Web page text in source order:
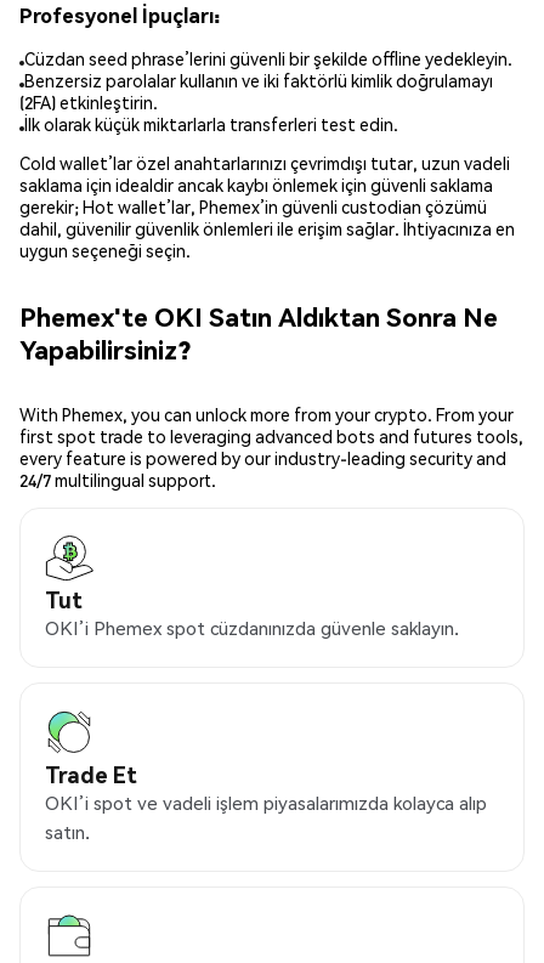
Profesyonel İpuçları:
Cüzdan seed phrase’lerini güvenli bir şekilde offline yedekleyin.
Benzersiz parolalar kullanın ve iki faktörlü kimlik doğrulamayı
(2FA) etkinleştirin.
İlk olarak küçük miktarlarla transferleri test edin.
Cold wallet’lar özel anahtarlarınızı çevrimdışı tutar, uzun vadeli
saklama için idealdir ancak kaybı önlemek için güvenli saklama
gerekir; Hot wallet’lar, Phemex’in güvenli custodian çözümü
dahil, güvenilir güvenlik önlemleri ile erişim sağlar. İhtiyacınıza en
uygun seçeneği seçin.
Phemex'te OKI Satın Aldıktan Sonra Ne
Yapabilirsiniz?
With Phemex, you can unlock more from your crypto. From your
first spot trade to leveraging advanced bots and futures tools,
every feature is powered by our industry-leading security and
24/7 multilingual support.
Tut
OKI’i Phemex spot cüzdanınızda güvenle saklayın.
Trade Et
OKI’i spot ve vadeli işlem piyasalarımızda kolayca alıp
satın.